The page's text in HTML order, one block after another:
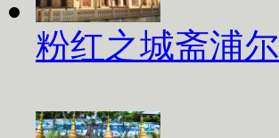
粉红之城斋浦尔